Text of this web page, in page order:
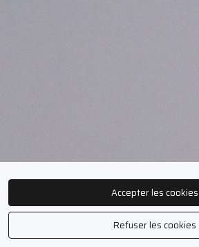
Accepter les cookies
Refuser les cookies